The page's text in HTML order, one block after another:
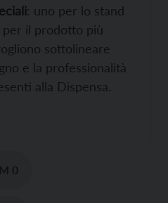
: uno per lo stand
il prodotto più
sottolineare
e la professionalità
alla Dispensa.
0